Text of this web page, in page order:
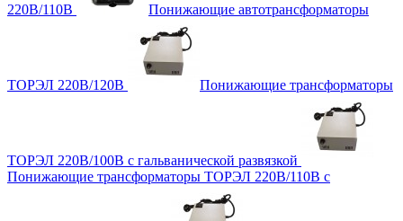
220В/110В Понижающие автотрансформаторы
ТОРЭЛ 220В/120В Понижающие трансформаторы
ТОРЭЛ 220В/100В с гальванической развязкой
Понижающие трансформаторы ТОРЭЛ 220В/110В с